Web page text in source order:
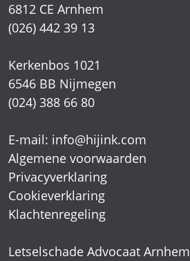
6812 CE Arnhem
(026) 442 39 13
Kerkenbos 1021
6546 BB Nijmegen
(024) 388 66 80
E-mail: info@hijink.com
Algemene voorwaarden
Privacyverklaring
Cookieverklaring
Klachtenregeling
Letselschade Advocaat Arnhem